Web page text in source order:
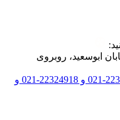
روبروی
021-22324790 و 22324791-021 و 22324918-021 و